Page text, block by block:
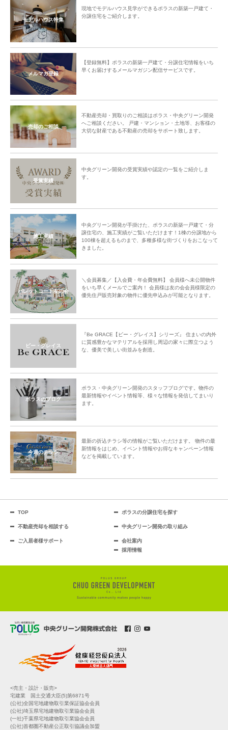
モデルハウス特集
現地でモデルハウス見学ができるポラスの新築一戸建て・
分譲住宅をご紹介します。
メルマガ登録
【登録無料】ポラスの新築一戸建て・分譲住宅情報をいち
早くお届けするメールマガジン配信サービスです。
売却のご相談
不動産売却・買取りのご相談はポラス・中央グリーン開発
へご相談ください。 戸建・マンション・土地等、お客様の
大切な財産である不動産の売却をサポート致します。
受賞実績
中央グリーン開発の受賞実績や認定の一覧をご紹介しま
す。
施工実績
中央グリーン開発が手掛けた、ポラスの新築一戸建て・分
譲住宅の、施工実績がご覧いただけます！1棟の分譲地から
100棟を超えるものまで、多種多様な街づくりをおこなって
きました。
パレットコート友の会
＼会員募集／【入会費・年会費無料】 会員様へ未公開物件
をいち早くメールでご案内！ 会員様は友の会会員様限定の
優先住戸販売対象の物件に優先申込みが可能となります。
ビー・グレイス
『Be GRACE【ビー・グレイス】シリーズ』 住まいの内外
に質感豊かなマテリアルを採用し周辺の家々に際立つよう
な、優美で美しい街並みを創造。
ポラスのブログ
ポラス・中央グリーン開発のスタッフブログです。物件の
最新情報やイベント情報等、様々な情報を発信してまいり
ます。
今週のチラシ
最新の折込チラシ等の情報がご覧いただけます。 物件の最
新情報をはじめ、イベント情報やお得なキャンペーン情報
などを掲載しています。
TOP ポラスの分譲住宅を探す
不動産売却を相談する 中央グリーン開発の取り組み
ご入居者様サポート
会社案内
採用情報
<売主・設計・販売>
宅建業 国土交通大臣(5)第6871号
(公社)全国宅地建物取引業保証協会会員
(公社)埼玉県宅地建物取引業協会会員
(一社)千葉県宅地建物取引業協会会員
(公社)首都圏不動産公正取引協議会加盟